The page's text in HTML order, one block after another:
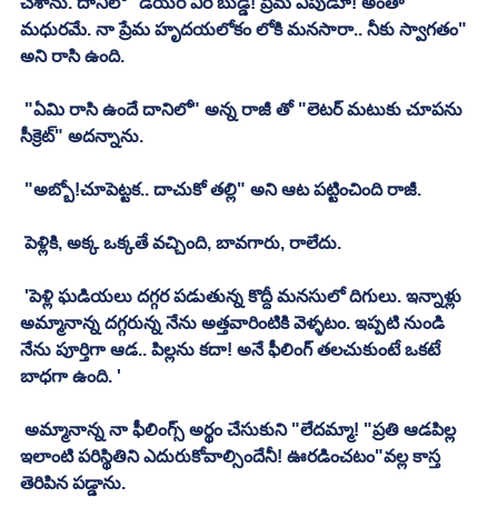
మధురమే. నా ప్రేమ హృదయలోకం లోకి మనసారా.. నీకు స్వాగతం"
అని రాసి ఉంది.
సీక్రెట్" అదన్నాను.
"అబ్బో!చూపెట్టక.. దాచుకో తల్లి" అని ఆట పట్టించింది రాజీ.
పెళ్లికి, అక్క ఒక్కతే వచ్చింది, బావగారు, రాలేదు.
అమ్మానాన్న దగ్గరున్న నేను అత్తవారింటికి వెళ్ళటం. ఇప్పటి నుండి
నేను పూర్తిగా ఆడ.. పిల్లను కదా! అనే ఫీలింగ్ తలచుకుంటే ఒకటే
బాధగా ఉంది. '
ఇలాంటి పరిస్థితిని ఎదురుకోవాల్సిందేనీ! ఊరడించటం"వల్ల కాస్త
తెరిపిన పడ్డాను.